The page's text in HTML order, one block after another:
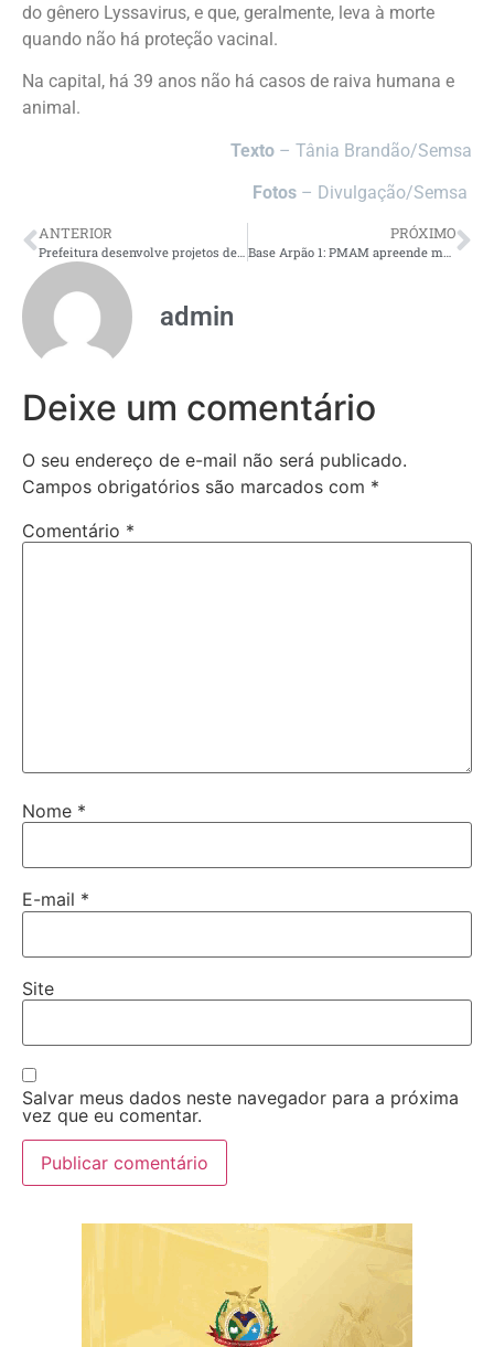
do gênero Lyssavirus, e que, geralmente, leva à morte
quando não há proteção vacinal.
Na capital, há 39 anos não há casos de raiva humana e
animal.
Texto – Tânia Brandão/Semsa
Fotos – Divulgação/Semsa
ANTERIOR PRÓXIMO
admin
Deixe um comentário
O seu endereço de e-mail não será publicado.
Campos obrigatórios são marcados com *
Comentário *
Nome *
E-mail *
Site
Salvar meus dados neste navegador para a próxima
vez que eu comentar.